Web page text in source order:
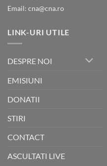
Email: cna@cna.ro
LINK-URI UTILE
DESPRE NOI
EMISIUNI
DONATII
STIRI
CONTACT
ASCULTATI LIVE